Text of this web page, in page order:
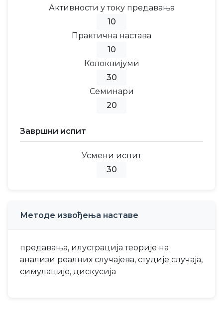
Активности у току предавања
10
Практична настава
10
Колоквијуми
30
Семинари
20
Завршни испит
Усмени испит
30
Методе извођења наставе
предавања, илустрација теорије на
анализи реалних случајева, студије случаја,
симулације, дискусија